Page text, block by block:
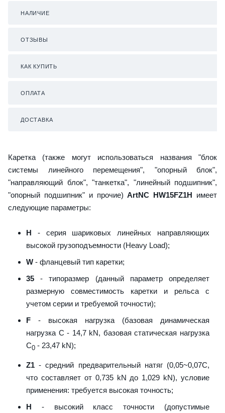
НАЛИЧИЕ
ОТЗЫВЫ
КАК КУПИТЬ
ОПЛАТА
ДОСТАВКА
Каретка (также могут использоваться названия "блок
системы линейного перемещения", "опорный блок",
"направляющий блок", "танкетка", "линейный подшипник",
"опорный подшипник" и прочие)ArtNC HW15FZ1H имеет
следующие параметры:
H - серия шариковых линейных направляющих
высокой грузоподъемности (Heavy Load);
W - фланцевый тип каретки;
35 - типоразмер (данный параметр определяет
размерную совместимость каретки и рельса с
учетом серии и требуемой точности);
F - высокая нагрузка (базовая динамическая
нагрузка C - 14,7 kN, базовая статическая нагрузка
С0 - 23,47 kN);
Z1 - средний предварительный натяг (0,05~0,07C,
что составляет от 0,735 kN до 1,029 kN), условие
применения: требуется высокая точность;
H - высокий класс точности (допустимые